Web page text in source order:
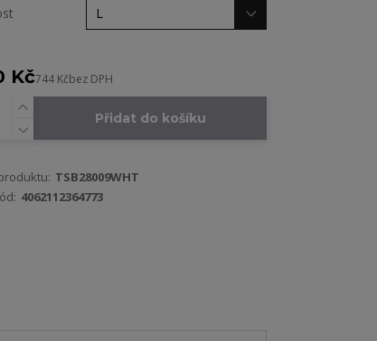
Kč744 Kčbez DPH
Přidat do košíku
TSB28009WHT
4062112364773